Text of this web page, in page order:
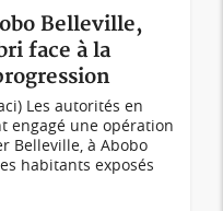
Belleville,
face à la
Les autorités en
engagé une opération
Belleville, à Abobo
habitants exposés